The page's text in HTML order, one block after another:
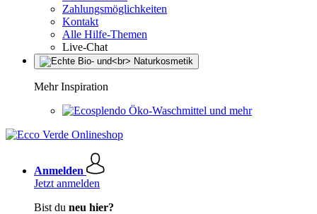
Zahlungsmöglichkeiten
Kontakt
Alle Hilfe-Themen
Live-Chat
Mehr Inspiration
Öko-Waschmittel und mehr
Anmelden
Jetzt anmelden
Bist du neu hier?